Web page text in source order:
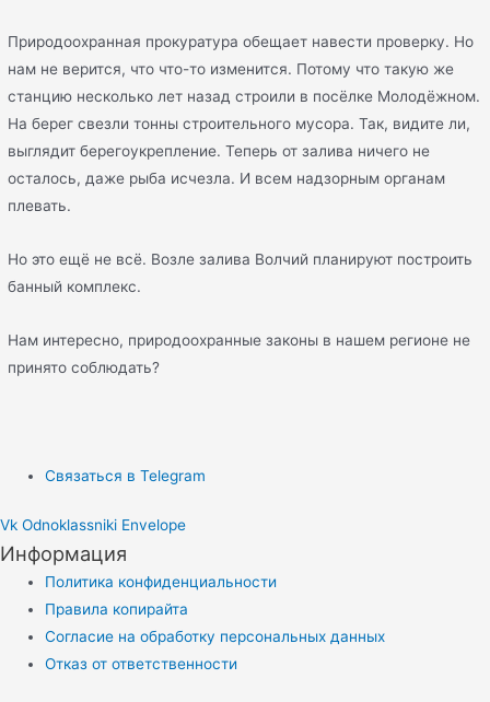
Природоохранная прокуратура обещает навести проверку. Но
нам не верится, что что-то изменится. Потому что такую же
станцию несколько лет назад строили в посёлке Молодёжном.
На берег свезли тонны строительного мусора. Так, видите ли,
выглядит берегоукрепление. Теперь от залива ничего не
осталось, даже рыба исчезла. И всем надзорным органам
плевать.
Но это ещё не всё. Возле залива Волчий планируют построить
банный комплекс.
Нам интересно, природоохранные законы в нашем регионе не
принято соблюдать?
Связаться в Telegram
Vk Odnoklassniki Envelope
Информация
Политика конфиденциальности
Правила копирайта
Согласие на обработку персональных данных
Отказ от ответственности